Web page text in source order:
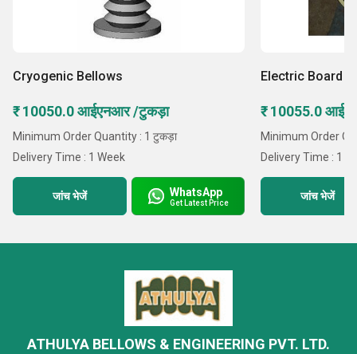
Cryogenic Bellows
₹ 10050.0 आईएनआर /टुकड़ा
Minimum Order Quantity : 1 टुकड़ा
Delivery Time : 1 Week
जांच भेजें WhatsApp
Get Latest Price
Electric Board
₹ 10055.0
Minimum Order
Delivery Time : 1
जांच भेजें
ATHULYA BELLOWS & ENGINEERING PVT. LTD.